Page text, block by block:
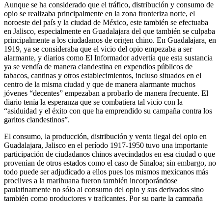
Aunque se ha considerado que el tráfico, distribución y consumo de
opio se realizaba principalmente en la zona fronteriza norte, el
noroeste del país y la ciudad de México, este también se efectuaba
en Jalisco, especialmente en Guadalajara del que también se culpaba
principalmente a los ciudadanos de origen chino. En Guadalajara, en
1919, ya se consideraba que el vicio del opio empezaba a ser
alarmante, y diarios como El Informador advertía que esta sustancia
ya se vendía de manera clandestina en expendios públicos de
tabacos, cantinas y otros establecimientos, incluso situados en el
centro de la misma ciudad y que de manera alarmante muchos
jóvenes “decentes” empezaban a probarlo de manera frecuente. El
diario tenía la esperanza que se combatiera tal vicio con la
“asiduidad y el éxito con que ha emprendido su campaña contra los
garitos clandestinos”.
El consumo, la producción, distribución y venta ilegal del opio en
Guadalajara, Jalisco en el período 1917-1950 tuvo una importante
participación de ciudadanos chinos avecindados en esa ciudad o que
provenían de otros estados como el caso de Sinaloa; sin embargo, no
todo puede ser adjudicado a ellos pues los mismos mexicanos más
proclives a la marihuana fueron también incorporándose
paulatinamente no sólo al consumo del opio y sus derivados sino
también como productores y traficantes. Por su parte la campaña